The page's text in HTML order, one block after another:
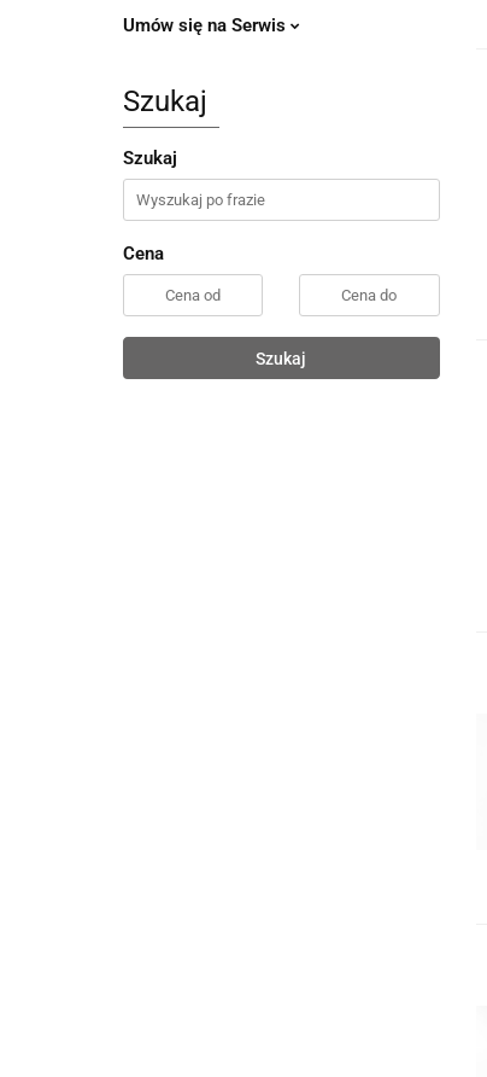
Umów się na Serwis
Szukaj
Szukaj
Cena
Szukaj